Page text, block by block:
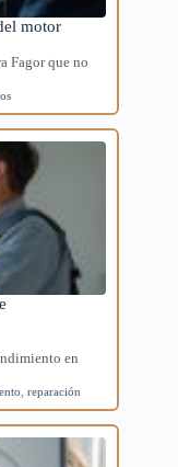
motor
Fagor que no
en
reparación